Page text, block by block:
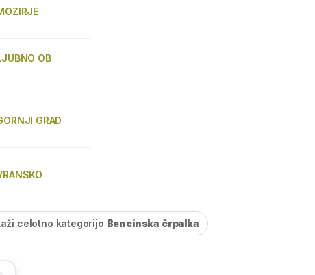
OB
GRAD
celotno kategorijo Bencinska črpalka